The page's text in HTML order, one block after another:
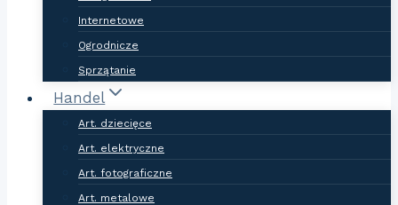
Internetowe
Ogrodnicze
Sprzątanie
Handel
Art. dziecięce
Art. elektryczne
Art. fotograficzne
Art. metalowe